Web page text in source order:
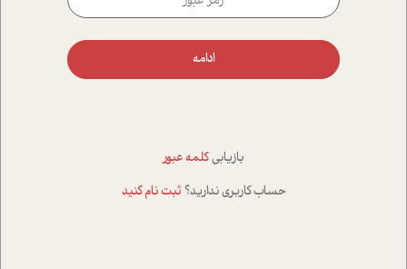
ادامه
بازیابی کلمه عبور
حساب کاربری ندارید؟ ثبت نام کنید